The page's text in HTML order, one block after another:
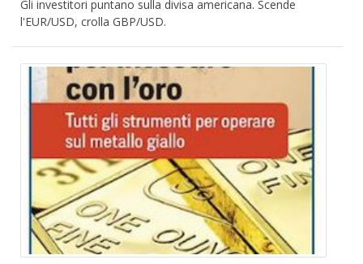
Gli investitori puntano sulla divisa americana. Scende
l'EUR/USD, crolla GBP/USD.